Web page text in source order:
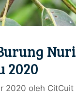
Nuri
2020
2020 oleh CitCuit